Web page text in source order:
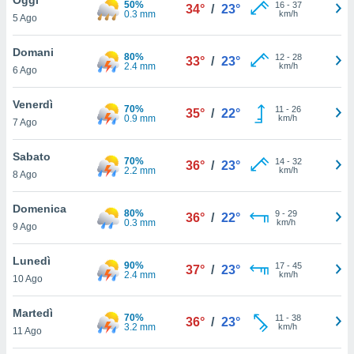
è
al sito
di
ci
di
il
un
la
nella
5 Ago
50%
0.3 mm
34° / 23° 16- 37
km/h
Domani
6 Ago
80%
2.4 mm
33° / 23° 12- 28
km/h
Venerdì
7 Ago
70%
0.9 mm
35° / 22° 11 - 26
km/h
Sabato
8 Ago
70%
2.2 mm
36° / 23° 14- 32
km/h
Domenica
9 Ago
80%
0.3 mm
36° / 22° 9- 29
km/h
Lunedì
10 Ago
90%
2.4 mm
37° / 23° 17- 45
km/h
Martedì
11 Ago
70%
3.2 mm
36° / 23° 11 - 38
km/h